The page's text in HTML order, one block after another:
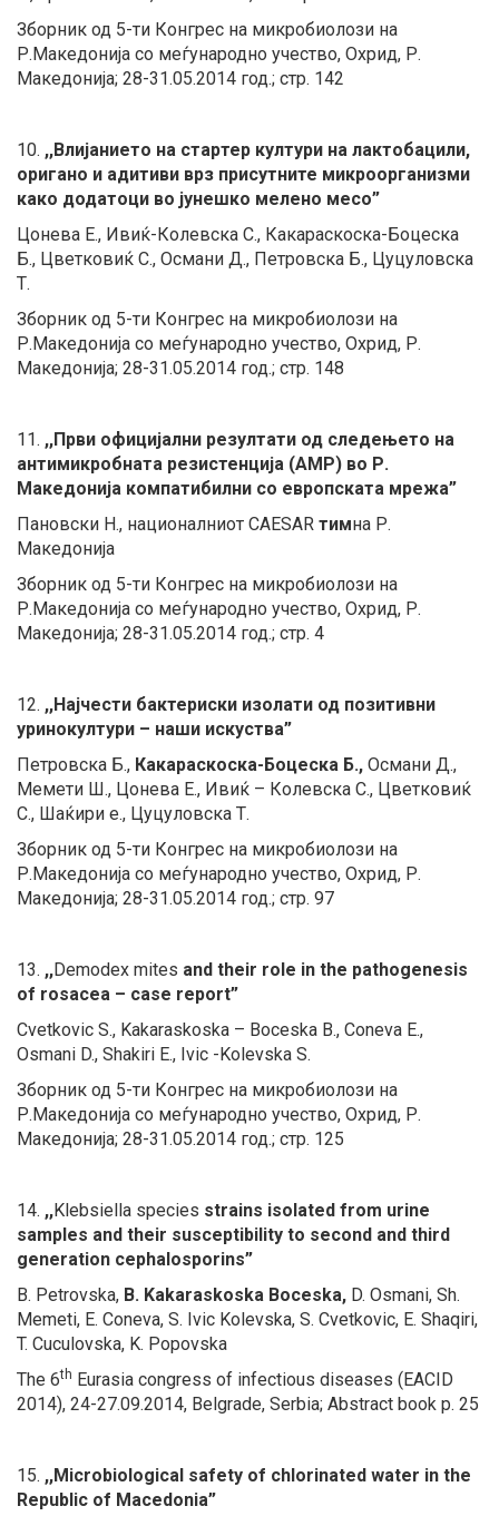
Зборник од 5-ти Конгрес на микробиолози на
Р.Македонија со меѓународно учество, Охрид, Р.
Македонија; 28-31.05.2014 год.; стр. 142
10. ,,Влијанието на стартер култури на лактобацили,
оригано и адитиви врз присутните микроорганизми
како додатоци во јунешко мелено месо”
Цонева Е., Ивиќ-Колевска С., Какараскоска-Боцеска
Б., Цветковиќ С., Османи Д., Петровска Б., Цуцуловска
Т.
Зборник од 5-ти Конгрес на микробиолози на
Р.Македонија со меѓународно учество, Охрид, Р.
Македонија; 28-31.05.2014 год.; стр. 148
11. ,,Први официјални резултати од следењето на
антимикробната резистенција (АМР) во Р.
Македонија компатибилни со европската мрежа”
Пановски Н., националниот CAESAR тимна Р.
Македонија
Зборник од 5-ти Конгрес на микробиолози на
Р.Македонија со меѓународно учество, Охрид, Р.
Македонија; 28-31.05.2014 год.; стр. 4
12. ,,Најчести бактериски изолати од позитивни
уринокултури – наши искуства”
Петровска Б., Какараскоска-Боцеска Б., Османи Д.,
Мемети Ш., Цонева Е., Ивиќ – Колевска С., Цветковиќ
С., Шаќири е., Цуцуловска Т.
Зборник од 5-ти Конгрес на микробиолози на
Р.Македонија со меѓународно учество, Охрид, Р.
Македонија; 28-31.05.2014 год.; стр. 97
13. ,,Demodex mites and their role in the pathogenesis
of rosacea – case report”
Cvetkovic S., Kakaraskoska – Boceska B., Coneva E.,
Osmani D., Shakiri E., Ivic -Kolevska S.
Зборник од 5-ти Конгрес на микробиолози на
Р.Македонија со меѓународно учество, Охрид, Р.
Македонија; 28-31.05.2014 год.; стр. 125
14. ,,Klebsiella species strains isolated from urine
samples and their susceptibility to second and third
generation cephalosporins”
B. Petrovska, B. Kakaraskoska Boceska, D. Osmani, Sh.
Memeti, E. Coneva, S. Ivic Kolevska, S. Cvetkovic, E. Shaqiri,
T. Cuculovska, K. Popovska
The 6th Eurasia congress of infectious diseases (EACID
2014), 24-27.09.2014, Belgrade, Serbia; Abstract book p. 25
15. ,,Microbiological safety of chlorinated water in the
Republic of Macedonia”